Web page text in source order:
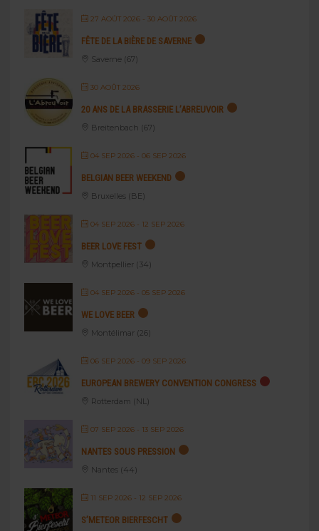
27 AOÛT 2026- 30 AOÛT 2026
FÊTE DE LA BIÈRE DE SAVERNE
Saverne (67)
30 AOÛT 2026
20 ANS DE LA BRASSERIE L’ABREUVOIR
Breitenbach (67)
04 SEP 2026- 06 SEP 2026
BELGIAN BEER WEEKEND
Bruxelles (BE)
04 SEP 2026- 12 SEP 2026
BEER LOVE FEST
Montpellier (34)
04 SEP 2026- 05 SEP 2026
WE LOVE BEER
Montélimar (26)
06 SEP 2026- 09 SEP 2026
EUROPEAN BREWERY CONVENTION CONGRESS
Rotterdam (NL)
07 SEP 2026- 13 SEP 2026
NANTES SOUS PRESSION
Nantes (44)
11 SEP 2026- 12 SEP 2026
S’METEOR BIERFESCHT